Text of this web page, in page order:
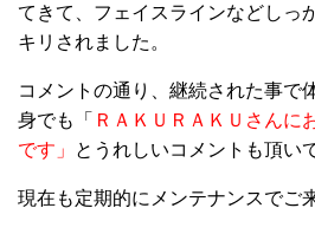
てきて、フェイスラインなどしっ
キリされました。
コメントの通り、継続された事で
身でも「 ＲＡＫＵＲＡＫＵさんに
です」
とうれしいコメントも頂い
現在も定期的にメンテナンスでご